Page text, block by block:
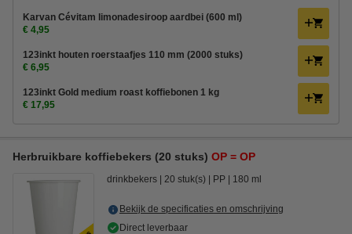
Karvan Cévitam limonadesiroop aardbei (600 ml)
€ 4,95
123inkt houten roerstaafjes 110 mm (2000 stuks)
€ 6,95
123inkt Gold medium roast koffiebonen 1 kg
€ 17,95
Herbruikbare koffiebekers (20 stuks) OP = OP
drinkbekers 20 stuk(s) PP 180 ml
Bekijk de specificaties en omschrijving
Direct leverbaar